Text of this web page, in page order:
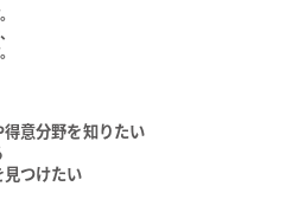
意分野を知りたい
見つけたい